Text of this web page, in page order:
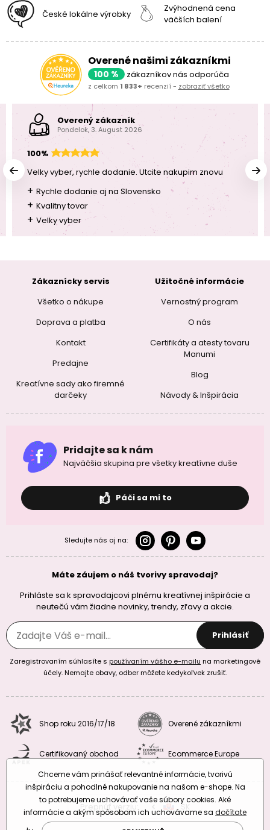
České lokálne výrobky
Zvýhodnená cena
väčších balení
Overené našimi zákazníkmi
100 % zákazníkov nás odporúča
z celkom 1 833+ recenzií - zobraziť všetko
Overený zákazník
Pondelok, 3. August 2026
100%
Velky vyber, rychle dodanie. Utcite nakupim znovu
+ Rychle dodanie aj na Slovensko
+ Kvalitny tovar
+ Velky vyber
Zákaznícky servis
Všetko o nákupe
Doprava a platba
Kontakt
Predajne
Kreatívne sady ako firemné
darčeky
Užitočné informácie
Vernostný program
O nás
Certifikáty a atesty tovaru
Manumi
Blog
Návody & Inšpirácia
Pridajte sa k nám
Najväčšia skupina pre všetky kreatívne duše
Páči sa mi to
Sledujte nás aj na:
Máte záujem o náš tvorivy spravodaj?
Prihláste sa k spravodajcovi plnému kreatívnej inšpirácie a
neutečú vám žiadne novinky, trendy, zľavy a akcie.
Prihlásiť
Zaregistrovaním súhlasíte s používaním vášho e-mailu na marketingové
účely. Nemajte obavy, odber môžete kedykoľvek zrušiť.
Shop roku 2016/17/18 Overené zákazníkmi
Certifikovaný obchod Ecommerce Europe
Prepnúť verziu: CZSK
Chceme vám prinášať relevantné informácie, tvorivú
inšpiráciu a pohodlné nakupovanie na našom e-shope. Na
to potrebujeme uchovávať vaše súbory cookies. Aké
informácie a akým spôsobom ich uchovávame sa dočítate